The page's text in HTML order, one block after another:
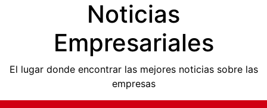
Noticias
Empresariales
El lugar donde encontrar las mejores noticias sobre las
empresas